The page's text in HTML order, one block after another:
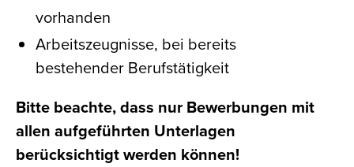
vorhanden
Arbeitszeugnisse, bei bereits
bestehender Berufstätigkeit
Bitte beachte, dass nur Bewerbungen mit
allen aufgeführten Unterlagen
berücksichtigt werden können!